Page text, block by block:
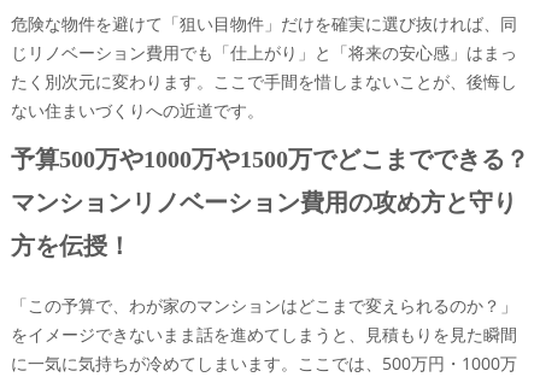
危険な物件を避けて「狙い目物件」だけを確実に選び抜ければ、同
じリノベーション費用でも「仕上がり」と「将来の安心感」はまっ
たく別次元に変わります。ここで手間を惜しまないことが、後悔し
ない住まいづくりへの近道です。
予算500万や1000万や1500万でどこまでできる？
マンションリノベーション費用の攻め方と守り
方を伝授！
「この予算で、わが家のマンションはどこまで変えられるのか？」
をイメージできないまま話を進めてしまうと、見積もりを見た瞬間
に一気に気持ちが冷めてしまいます。ここでは、500万円・1000万